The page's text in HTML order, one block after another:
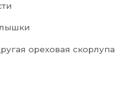
ореховая скорлупа